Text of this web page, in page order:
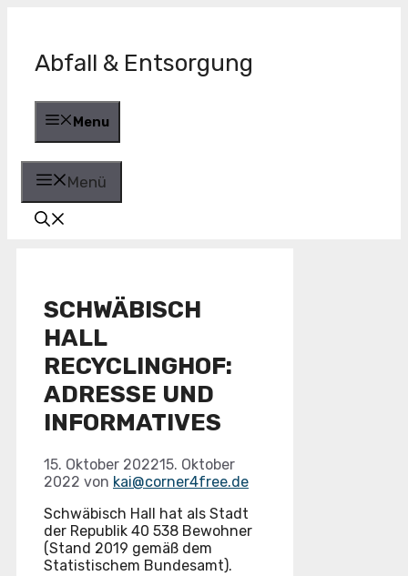
Abfall & Entsorgung
Menu
Menü
SCHWÄBISCH
HALL
RECYCLINGHOF:
ADRESSE UND
INFORMATIVES
15. Oktober 202215. Oktober
2022 von kai@corner4free.de
Schwäbisch Hall hat als Stadt
der Republik 40 538 Bewohner
(Stand 2019 gemäß dem
Statistischem Bundesamt).